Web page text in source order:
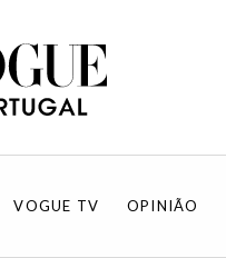
VOGUE TV OPINIÃO